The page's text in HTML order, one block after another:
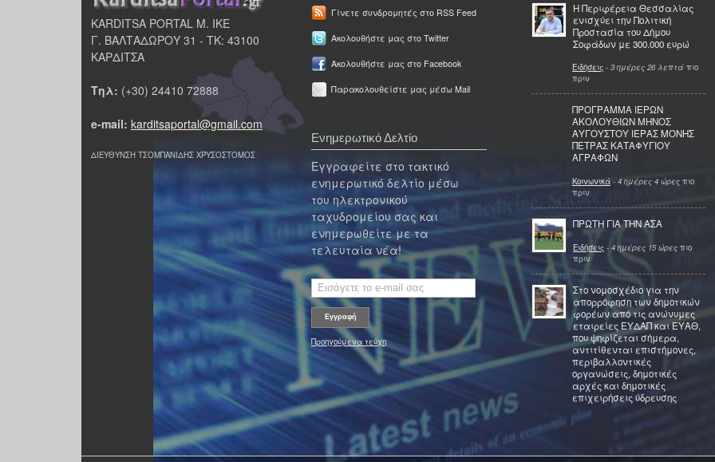
KARDITSA PORTAL Μ. ΙΚΕ
Γ. ΒΑΛΤΑΔΩΡΟΥ 31 - ΤΚ: 43100
ΚΑΡΔΙΤΣΑ
Τηλ: (+30) 24410 72888
e-mail: karditsaportal@gmail.com
ΔΙΕΥΘΥΝΣΗ ΤΣΟΜΠΑΝΙΔΗΣ ΧΡΥΣΟΣΤΟΜΟΣ
Γίνετε συνδρομητές στο RSS Feed
Ακολουθήστε μας στο Twitter
Ακολουθήστε μας στο Facebook
Παρακολουθείστε μας μέσω Mail
Ενημερωτικό Δελτίο
Εγγραφείτε στο τακτικό
ενημερωτικό δελτίο μέσω
του ηλεκτρονικού
ταχυδρομείου σας και
ενημερωθείτε με τα
τελευταία νέα!
Προηγούμενα τεύχη
Η Περιφέρεια Θεσσαλίας
ενισχύει την Πολιτική
Προστασία του Δήμου
Σοφάδων με 300.000 ευρώ
Ειδήσεις - 3 ημέρες 26 λεπτά πιο
πριν
ΠΡΟΓΡΑΜΜΑ ΙΕΡΩΝ
ΑΚΟΛΟΥΘΙΩΝ ΜΗΝΟΣ
ΑΥΓΟΥΣΤΟΥ ΙΕΡΑΣ ΜΟΝΗΣ
ΠΕΤΡΑΣ ΚΑΤΑΦΥΓΙΟΥ
ΑΓΡΑΦΩΝ
Κοινωνικά - 4 ημέρες 4 ώρες πιο
πριν
ΠΡΩΤΗ ΓΙΑ ΤΗΝ ΑΣΑ
Ειδήσεις - 4 ημέρες 15 ώρες πιο
πριν
Στο νομοσχέδιο για την
απορρόφηση των δημοτικών
φορέων από τις ανώνυμες
εταιρείες ΕΥΔΑΠ και ΕΥΑΘ,
που ψηφίζεται σήμερα,
αντιτίθενται επιστήμονες,
περιβαλλοντικές
οργανώσεις, δημοτικές
αρχές και δημοτικές
επιχειρήσεις ύδρευσης